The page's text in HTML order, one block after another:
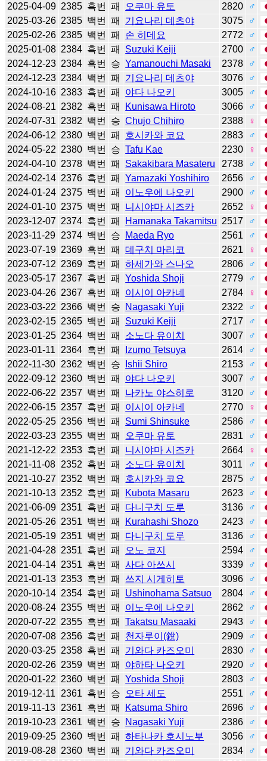
2025-04-09 2385 흑번 패 오쿠마 유토 2820
♂
2025-03-26 2385 백번 패 기요나리 데츠야 3075
♂
2025-02-26 2385 백번 패 손 히데요 2772
♂
2025-01-08 2384 흑번 패 Suzuki Keiji 2700
♂
2024-12-23 2384 흑번 승 Yamanouchi Masaki 2378
♂
2024-12-23 2384 백번 패 기요나리 데츠야 3076
♂
2024-10-16 2383 흑번 패 야다 나오키 3005
♂
2024-08-21 2382 흑번 패 Kunisawa Hiroto 3066
♂
2024-07-31 2382 백번 승 Chujo Chihiro 2388
♀
2024-06-12 2380 백번 패 호시카와 코요 2883
♂
2024-05-22 2380 백번 승 Tafu Kae 2230
♀
2024-04-10 2378 백번 패 Sakakibara Masateru 2738
♂
2024-02-14 2376 흑번 패 Yamazaki Yoshihiro 2656
♂
2024-01-24 2375 백번 패 이노우에 나오키 2900
♂
2024-01-10 2375 백번 패 니시야마 시즈카 2652
♀
2023-12-07 2374 흑번 패 Hamanaka Takamitsu 2517
♂
2023-11-29 2374 백번 승 Maeda Ryo 2561
♂
2023-07-19 2369 흑번 패 데구치 마리코 2621
♀
2023-07-12 2369 흑번 패 하세가와 스나오 2806
♂
2023-05-17 2367 흑번 패 Yoshida Shoji 2779
♂
2023-04-26 2367 흑번 패 이시이 아카네 2784
♀
2023-03-22 2366 백번 승 Nagasaki Yuji 2322
♂
2023-02-15 2365 백번 패 Suzuki Keiji 2717
♂
2023-01-25 2364 백번 패 소노다 유이치 3007
♂
2023-01-11
2364 흑번 패 Izumo Tetsuya 2614
♂
2022-11-30 2362 백번 승 Ishii Shiro 2153
♂
2022-09-12 2360 백번 패 야다 나오키 3007
♂
2022-06-22 2357 백번 패 나카노 야스히로 3120
♂
2022-06-15 2357 흑번 패 이시이 아카네 2770
♀
2022-05-25 2356 백번 패 Sumi Shinsuke 2586
♂
2022-03-23 2355 백번 패 오쿠마 유토 2831
♂
2021-12-22 2353 흑번 패 니시야마 시즈카 2664
♀
2021-11-08 2352 흑번 패 소노다 유이치 3011
♂
2021-10-27 2352 백번 패 호시카와 코요 2875
♂
2021-10-13 2352 흑번 패 Kubota Masaru 2623
♂
2021-06-09 2351 흑번 패 다니구치 도루 3136
♂
2021-05-26 2351 백번 패 Kurahashi Shozo 2423
♂
2021-05-19 2351 백번 패 다니구치 도루 3136
♂
2021-04-28 2351 흑번 패 오노 코지 2594
♂
2021-04-14 2351 흑번 패 사다 아쓰시 3339
♂
2021-01-13 2353 흑번 패 쓰지 시게히토 3096
♂
2020-10-14 2354 흑번 패 Ushinohama Satsuo 2804
♂
2020-08-24 2355 백번 패 이노우에 나오키 2862
♂
2020-07-22 2355 흑번 패 Takatsu Masaaki 2943
♂
2020-07-08 2356 흑번 패 천자루이(銳) 2909
♂
2020-03-25 2358 흑번 패 기와다 카즈오미 2830
♂
2020-02-26 2359 백번 패 야하타 나오키 2920
♂
2020-01-22 2360 백번 패 Yoshida Shoji 2803
♂
2019-12-11
2361 흑번 승 오타 세도 2551
♂
2019-11-13 2361 흑번 패 Katsuma Shiro 2696
♂
2019-10-23 2361 백번 승 Nagasaki Yuji 2386
♂
2019-09-25 2360 백번 패 하타나카 호시노부 3056
♂
2019-08-28 2360 백번 패 기와다 카즈오미 2834
♂